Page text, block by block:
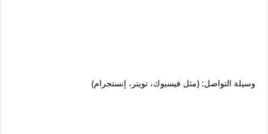
وسيلة التواصل: (مثل فيسبوك، تويتر، إنستجرام)